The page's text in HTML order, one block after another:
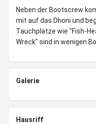
Neben der Bootscrew
mit auf das Dhoni und
Tauchplätze wie "Fish-
Wreck" sind in wenigen
Galerie
Hausriff